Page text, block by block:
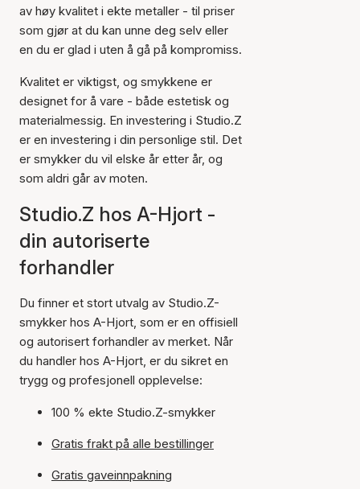
av høy kvalitet i ekte metaller - til priser
som gjør at du kan unne deg selv eller
en du er glad i uten å gå på kompromiss.
Kvalitet er viktigst, og smykkene er
designet for å vare - både estetisk og
materialmessig. En investering i Studio.Z
er en investering i din personlige stil. Det
er smykker du vil elske år etter år, og
som aldri går av moten.
Studio.Z hos A-Hjort -
din autoriserte
forhandler
Du finner et stort utvalg av Studio.Z-
smykker hos A-Hjort, som er en offisiell
og autorisert forhandler av merket. Når
du handler hos A-Hjort, er du sikret en
trygg og profesjonell opplevelse:
100 % ekte Studio.Z-smykker
Gratis frakt på alle bestillinger
Gratis gaveinnpakning